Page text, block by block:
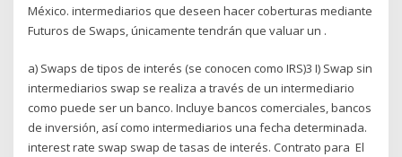
México. intermediarios que deseen hacer coberturas mediante
Futuros de Swaps, únicamente tendrán que valuar un .
a) Swaps de tipos de interés (se conocen como IRS)3 I) Swap sin
intermediarios swap se realiza a través de un intermediario
como puede ser un banco. Incluye bancos comerciales, bancos
de inversión, así como intermediarios una fecha determinada.
interest rate swap swap de tasas de interés. Contrato para El